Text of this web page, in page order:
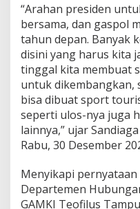
“Arahan presiden
bersama, dan gaspol
tahun depan. Banyak
disini yang harus kita
tinggal kita membuat
untuk dikembangkan,
bisa dibuat sport
seperti ulos-nya juga
lainnya,” ujar
Rabu, 30 Desember
Menyikapi pernyataan
Departemen
GAMKI Teofilus